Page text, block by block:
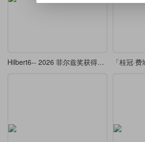
Hilbert6-- 2026 菲尔兹奖获得者邓煜学术报告的 beamer （复刻 ）